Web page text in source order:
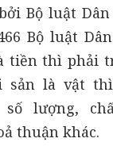
Bộ luật Dân
Bộ luật
tiền thì phải
sản là vật
số lượng,
thuận khác.